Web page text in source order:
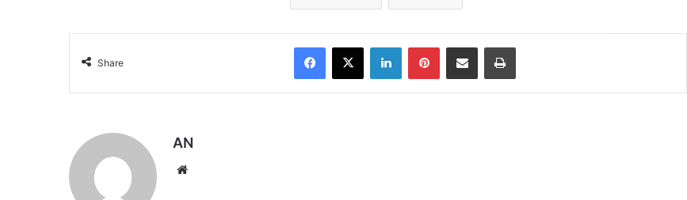
Share
Facebook
X LinkedInPinterestShare via Email Print
AN